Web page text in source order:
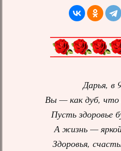
Дарья, в
Вы — как дуб, что
Пусть здоровье
А жизнь —
Здоровья,